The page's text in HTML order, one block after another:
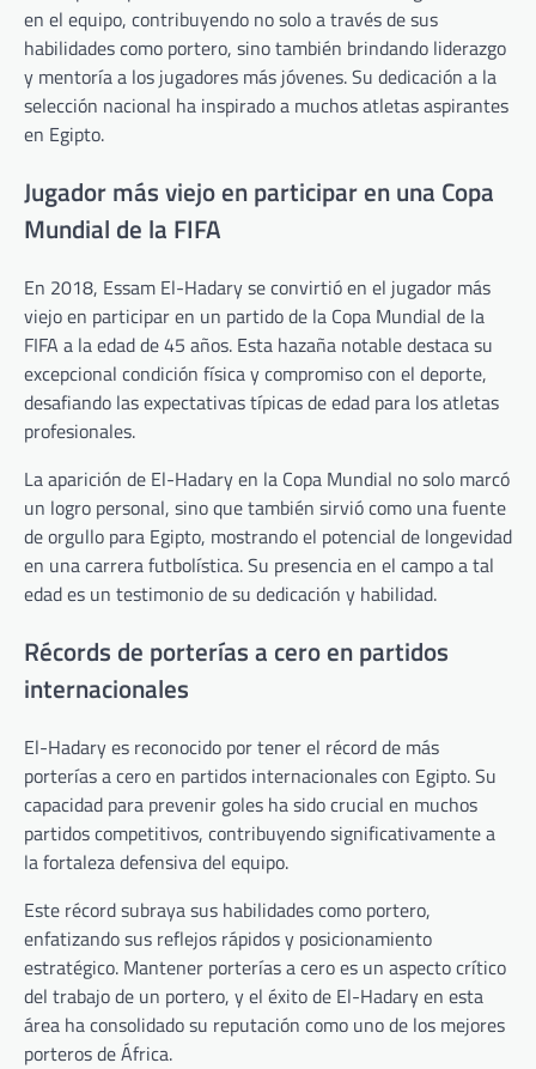
en el equipo, contribuyendo no solo a través de sus
habilidades como portero, sino también brindando liderazgo
y mentoría a los jugadores más jóvenes. Su dedicación a la
selección nacional ha inspirado a muchos atletas aspirantes
en Egipto.
Jugador más viejo en participar en una Copa
Mundial de la FIFA
En 2018, Essam El-Hadary se convirtió en el jugador más
viejo en participar en un partido de la Copa Mundial de la
FIFA a la edad de 45 años. Esta hazaña notable destaca su
excepcional condición física y compromiso con el deporte,
desafiando las expectativas típicas de edad para los atletas
profesionales.
La aparición de El-Hadary en la Copa Mundial no solo marcó
un logro personal, sino que también sirvió como una fuente
de orgullo para Egipto, mostrando el potencial de longevidad
en una carrera futbolística. Su presencia en el campo a tal
edad es un testimonio de su dedicación y habilidad.
Récords de porterías a cero en partidos
internacionales
El-Hadary es reconocido por tener el récord de más
porterías a cero en partidos internacionales con Egipto. Su
capacidad para prevenir goles ha sido crucial en muchos
partidos competitivos, contribuyendo significativamente a
la fortaleza defensiva del equipo.
Este récord subraya sus habilidades como portero,
enfatizando sus reflejos rápidos y posicionamiento
estratégico. Mantener porterías a cero es un aspecto crítico
del trabajo de un portero, y el éxito de El-Hadary en esta
área ha consolidado su reputación como uno de los mejores
porteros de África.